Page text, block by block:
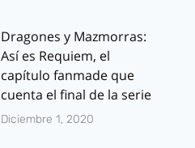
Dragones y Mazmorras:
Así es Requiem, el
capítulo fanmade que
cuenta el final de la serie
Diciembre 1, 2020